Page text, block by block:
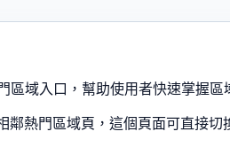
域入口，幫助使用者快速掌握區
熱門區域頁，這個頁面可直接切